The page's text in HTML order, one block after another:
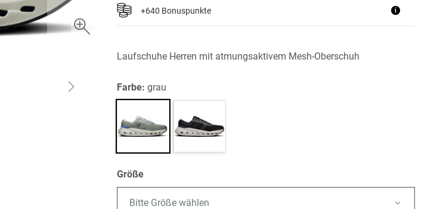
+640 Bonuspunkte i
Laufschuhe Herren mit atmungsaktivem Mesh-Oberschuh
Farbe:grau
Größe
Bitte Größe wählen